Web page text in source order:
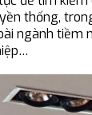
thống,
ngành tiềm